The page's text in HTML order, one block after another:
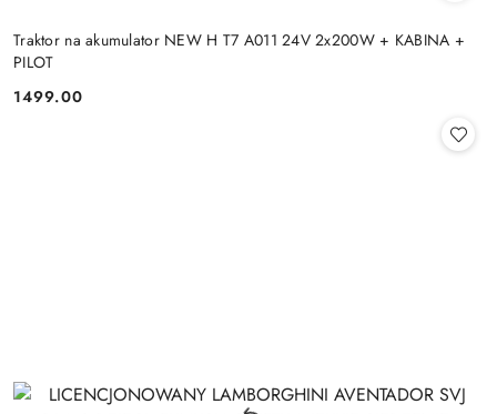
Traktor na akumulator NEW H T7 A011 24V 2x200W + KABINA +
PILOT
Cena:
1499.00